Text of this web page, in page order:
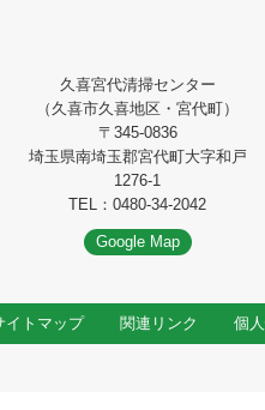
久喜宮代清掃センター
（久喜市久喜地区・宮代町）
〒345-0836
埼玉県南埼玉郡宮代町大字和戸
1276-1
TEL：0480-34-2042
Google Map
イトマップ 関連リンク 個